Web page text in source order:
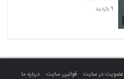
۹ بازدید
عضویت در سایت قوانین سایت درباره ما